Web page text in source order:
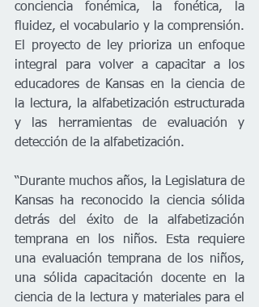
conciencia fonémica, la fonética, la
fluidez, el vocabulario y la comprensión.
El proyecto de ley prioriza un enfoque
integral para volver a capacitar a los
educadores de Kansas en la ciencia de
la lectura, la alfabetización estructurada
y las herramientas de evaluación y
detección de la alfabetización.
“Durante muchos años, la Legislatura de
Kansas ha reconocido la ciencia sólida
detrás del éxito de la alfabetización
temprana en los niños. Esta requiere
una evaluación temprana de los niños,
una sólida capacitación docente en la
ciencia de la lectura y materiales para el